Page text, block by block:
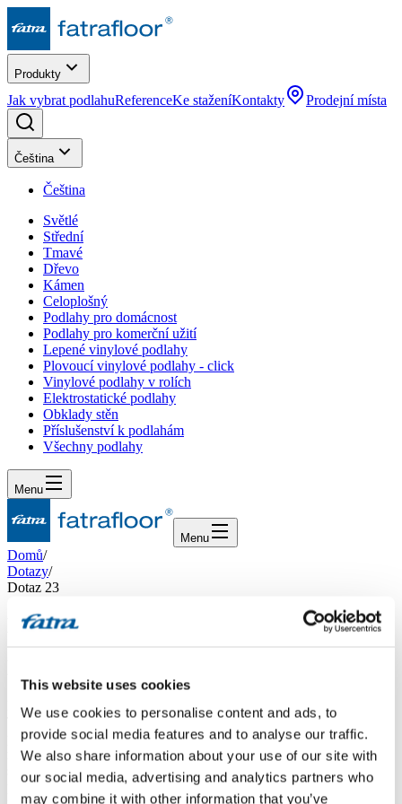
This website uses cookies
We use cookies to personalise content and ads, to
provide social media features and to analyse our traffic.
We also share information about your use of our site with
our social media, advertising and analytics partners who
may combine it with other information that you’ve
Produkty
Jak vybrat podlahuReferenceKe staženíKontakty Prodejní místa
Čeština
Čeština
Světlé
Střední
Tmavé
Dřevo
Kámen
Celoplošný
Podlahy pro domácnost
Podlahy pro komerční užití
Lepené vinylové podlahy
Plovoucí vinylové podlahy - click
Vinylové podlahy v rolích
Elektrostatické podlahy
Obklady stěn
Příslušenství k podlahám
Všechny podlahy
Menu
Menu
Domů/
Dotazy/
Dotaz 23
Dotaz 23
Dobrý den, máme v plánu si pořídit Vaši vinylovou podlahu
Thermofix. A to do místnosti, která má zhruba 36m2, má betonovou
podlahu a je opatřena teplovodním podlahovým vytápěním. Tato
místnost je ale rozdělena na tři topné okruhy dvěma dilatačními
spárami. Proto bychom se chtěli poradit, jestli tyto dilatace
představují nějaký problém a zda je v tomto případě pokládka vůbec